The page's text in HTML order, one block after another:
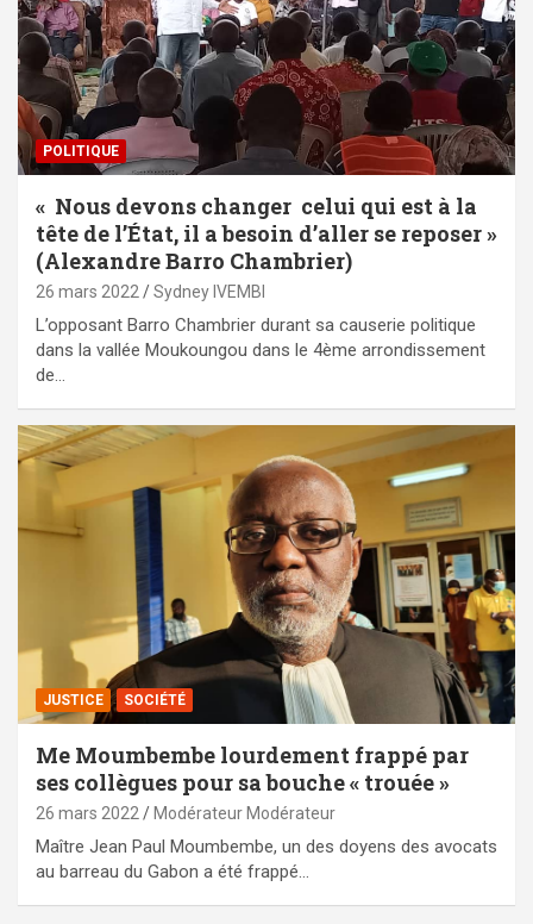
POLITIQUE
« Nous devons changer celui qui est à la
tête de l’État, il a besoin d’aller se reposer »
(Alexandre Barro Chambrier)
26 mars 2022 Sydney IVEMBI
L’opposant Barro Chambrier durant sa causerie politique
dans la vallée Moukoungou dans le 4ème arrondissement
de…
JUSTICE SOCIÉTÉ
Me Moumbembe lourdement frappé par
ses collègues pour sa bouche « trouée »
26 mars 2022 Modérateur Modérateur
Maître Jean Paul Moumbembe, un des doyens des avocats
au barreau du Gabon a été frappé…